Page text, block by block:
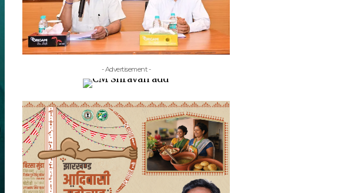
- Advertisement -